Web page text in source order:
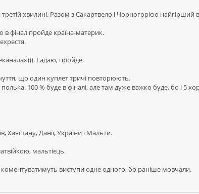
хвилині. Разом з Сакартвело і Чорногорією найгірший
в фінал пройде країна-материк.
Гадаю, пройде.
що один куплет тричі повторюють.
полька. 100 % буде в фіналі, але там дуже важко буде, бо і
Данії, України і Мальти.
мальтієць.
виступи одне одного, бо раніше мовчали.